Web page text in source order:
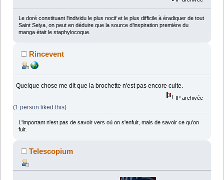
Le doré constituant l'individu le plus nocif et le plus difficile à éradiquer de tout
Saint Seiya, on peut en déduire que la source d’inspiration première du
manga était le staphylocoque.
Rincevent
Quelque chose me dit que la brochette n'est pas encore cuite.
IP archivée
(1 person liked this)
L'important n'est pas de savoir vers où on s'enfuit, mais de savoir ce qu'on
fuit.
Telescopium